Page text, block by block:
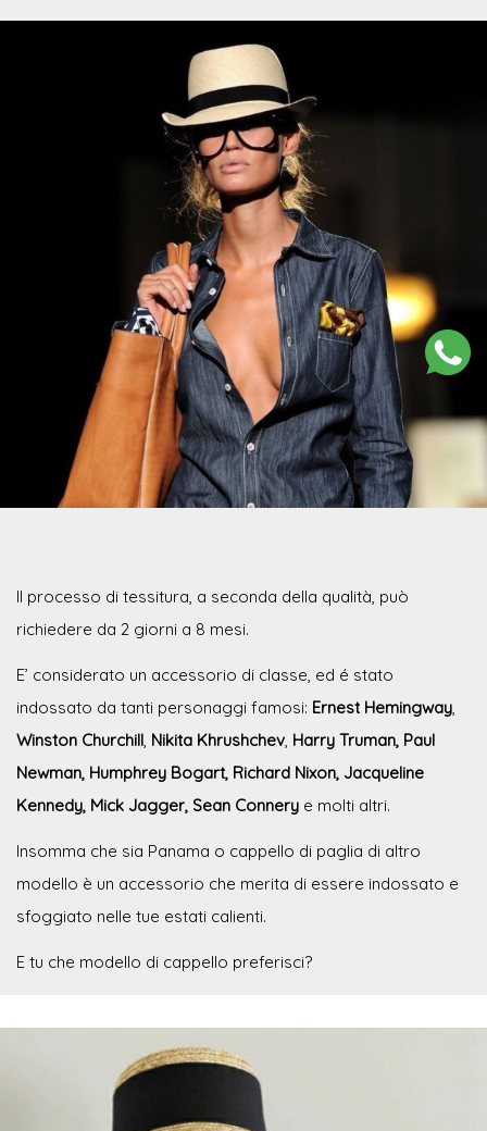
Il processo di tessitura, a seconda della qualità, può
richiedere da 2 giorni a 8 mesi.
E’ considerato un accessorio di classe, ed é stato
indossato da tanti personaggi famosi: Ernest Hemingway,
Winston Churchill, Nikita Khrushchev, Harry Truman, Paul
Newman, Humphrey Bogart, Richard Nixon, Jacqueline
Kennedy, Mick Jagger, Sean Connery e molti altri.
Insomma che sia Panama o cappello di paglia di altro
modello è un accessorio che merita di essere indossato e
sfoggiato nelle tue estati calienti.
E tu che modello di cappello preferisci?